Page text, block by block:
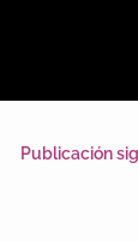
Publicación